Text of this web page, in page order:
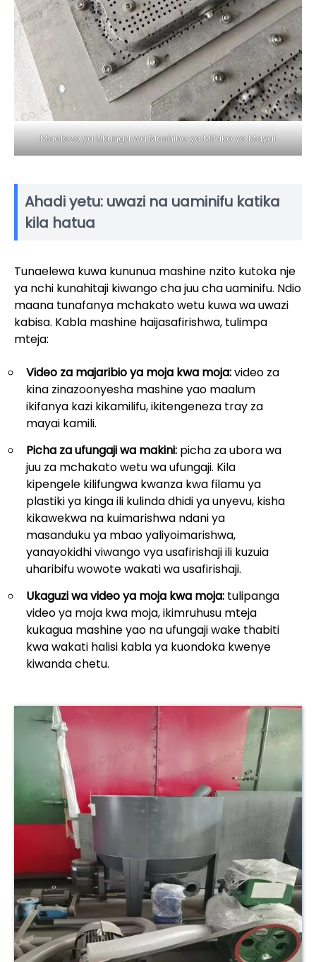
Maelezo ya Ukungu wa Mashine ya Mifuko ya Mayai
Ahadi yetu: uwazi na uaminifu katika
kila hatua
Tunaelewa kuwa kununua mashine nzito kutoka nje
ya nchi kunahitaji kiwango cha juu cha uaminifu. Ndio
maana tunafanya mchakato wetu kuwa wa uwazi
kabisa. Kabla mashine haijasafirishwa, tulimpa
mteja:
Video za majaribio ya moja kwa moja:video za
kina zinazoonyesha mashine yao maalum
ikifanya kazi kikamilifu, ikitengeneza tray za
mayai kamili.
Picha za ufungaji wa makini: picha za ubora wa
juu za mchakato wetu wa ufungaji. Kila
kipengele kilifungwa kwanza kwa filamu ya
plastiki ya kinga ili kulinda dhidi ya unyevu, kisha
kikawekwa na kuimarishwa ndani ya
masanduku ya mbao yaliyoimarishwa,
yanayokidhi viwango vya usafirishaji ili kuzuia
uharibifu wowote wakati wa usafirishaji.
Ukaguzi wa video ya moja kwa moja: tulipanga
video ya moja kwa moja, ikimruhusu mteja
kukagua mashine yao na ufungaji wake thabiti
kwa wakati halisi kabla ya kuondoka kwenye
kiwanda chetu.